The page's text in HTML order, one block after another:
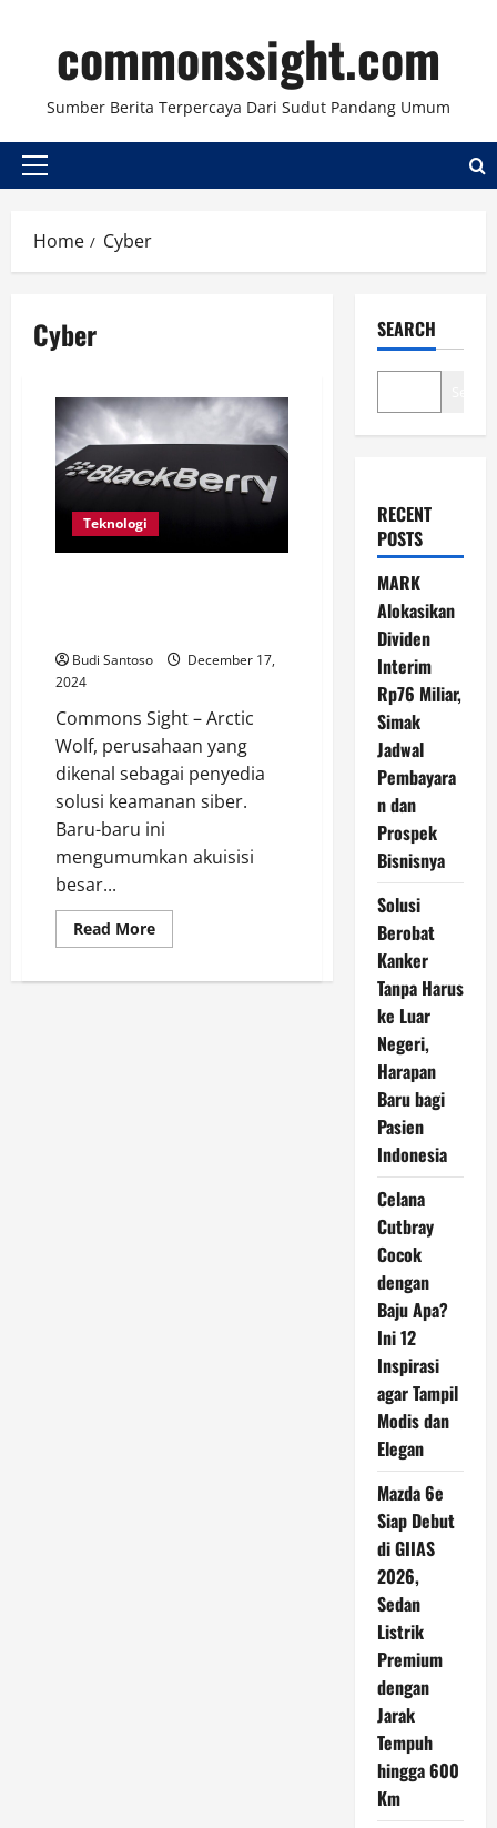
contentcommonssight.com
Sumber Berita Terpercaya Dari Sudut Pandang Umum
Primary
Home Cyber
Cyber
Teknologi
Budi Santoso
December 17,
2024
Commons Sight – Arctic
Wolf, perusahaan yang
dikenal sebagai penyedia
solusi keamanan siber.
Baru-baru ini
mengumumkan akuisisi
besar...
Read MoreRead
more
Wolf
SEARCH
RECENT
POSTS
MARK
Alokasikan
Dividen
Interim
Rp76 Miliar,
Simak
Jadwal
Pembayara
n dan
Prospek
Bisnisnya
Solusi
Berobat
Kanker
Tanpa Harus
ke Luar
Negeri,
Harapan
Baru bagi
Pasien
Indonesia
Celana
Cutbray
Cocok
dengan
Baju Apa?
Ini 12
Inspirasi
agar Tampil
Modis dan
Elegan
Mazda 6e
Siap Debut
di GIIAS
2026,
Sedan
Listrik
Premium
dengan
Jarak
Tempuh
hingga 600
Km